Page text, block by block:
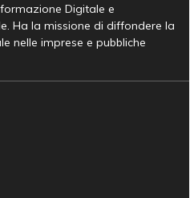
Digitale e
Ha la missione di diffondere la
nelle imprese e pubbliche